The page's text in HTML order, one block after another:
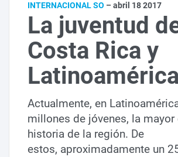
INTERNACIONAL SO – abril 18 2017
La juventud
Costa Rica y
Latinoamérica
Actualmente, en
millones de jóvenes, la
historia de la región. De
estos, aproximadamente un